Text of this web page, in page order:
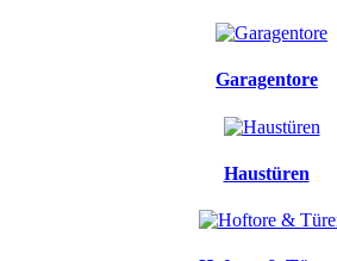
Garagentore
Haustüren